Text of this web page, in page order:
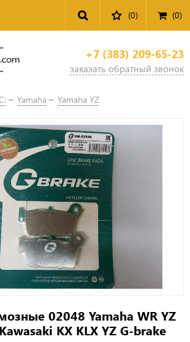
(0) (0)
+7 (383) 209-65-23
заказать обратный звонок
Yamaha Yamaha YZ
02048 Yamaha WR YZ
KX KLX YZ G-brake